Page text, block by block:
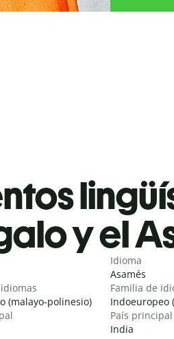
y el
(malayo-polinesio)
Idioma
Asamés
Familia de
Indoeuropeo
País principal
India